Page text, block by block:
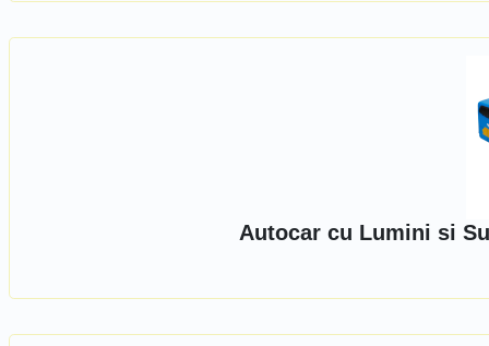
Autocar cu Lumini si